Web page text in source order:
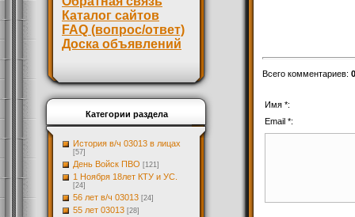
Каталог сайтов
FAQ (вопрос/ответ)
Доска объявлений
Категории раздела
История в/ч 03013 в лицах
[57]
День Войск ПВО [121]
1 Ноября 18лет КТУ и УС.
[24]
56 лет в/ч 03013 [24]
55 лет 03013 [28]
Всего комментариев: 0
Имя *:
Email *: